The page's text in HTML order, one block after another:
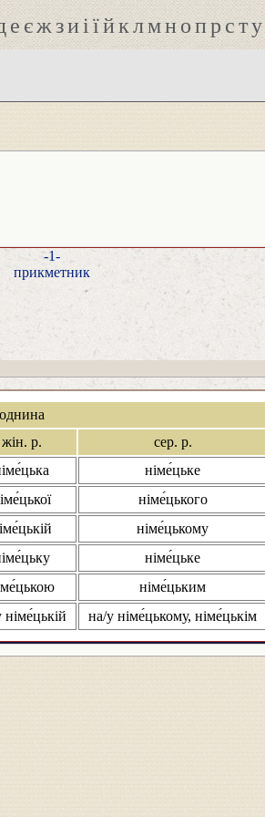
еєжзиіїйклмнопрсту
-1-
прикметник
однина
жін. р.
сер. р.
німе́цьке
німе́цького
німе́цькому
німе́цьке
німе́цьким
німе́цькій на/у німе́цькому, німе́цькім